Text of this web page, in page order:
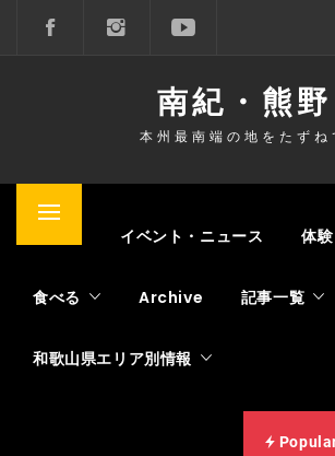
ス
ッ
南紀・熊野
本州最南端の地をたずね
メ
メ
ュ
イベント・ニュース 体
食べる Archive 記事一覧
和歌山県エリア別情報